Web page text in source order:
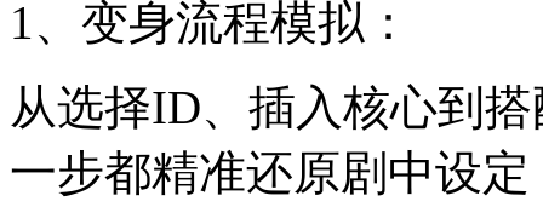
1、变身流程模拟：
从选择ID、插入核心到
一步都精准还原剧中设